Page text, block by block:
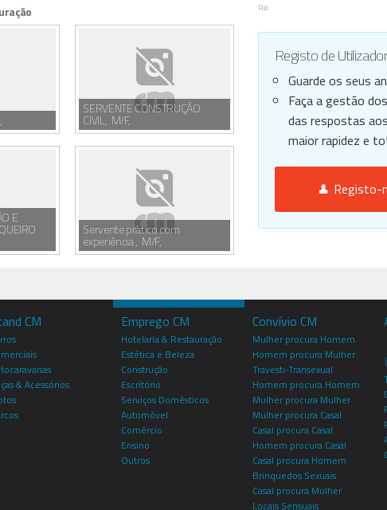
SERVENTE CONSTRUÇÃO
CIVIL, M/F,
E
Servente prático com
experiência , M/F,
Pub
Registo de
Guarde os seus
Faça a gestão
das respostas
maior rapidez e
Registo-
CM
& Acessórios
Emprego CM
Hotelaria & Restauração
Estética e Beleza
Construção
Escritório
Serviços Domésticos
Automóvel
Comércio
Ensino
Outros
Convívio CM
Mulher procura Homem
Homem procura Mulher
Travesti-Transexual
Homem procura Homem
Mulher procura Mulher
Mulher procura Casal
Casal procura Casal
Homem procura Casal
Casal procura Homem
Brinquedos Sexuais
Casal procura Mulher
Locais Sensuais